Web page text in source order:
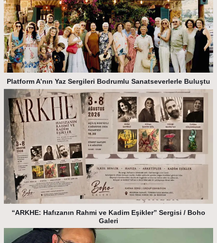
Platform A’nın Yaz Sergileri Bodrumlu Sanatseverlerle Buluştu
“ARKHE: Hafızanın Rahmi ve Kadim Eşikler” Sergisi / Boho
Galeri